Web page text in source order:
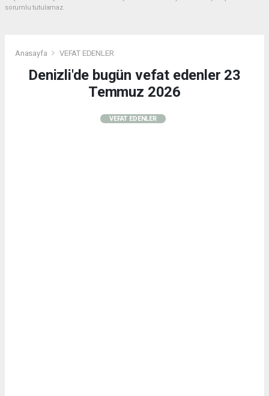
sorumlu tutulamaz.
Anasayfa VEFAT EDENLER
Denizli'de bugün vefat edenler 23
Temmuz 2026
VEFAT EDENLER